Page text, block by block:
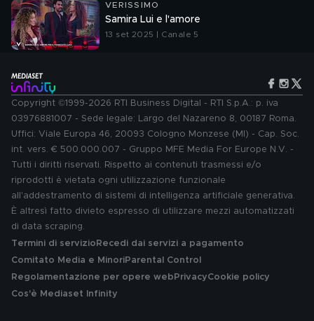
VERISSIMO
Samira Lui e l'amore
13 set 2025 | Canale 5
Copyright ©1999-2026 RTI Business Digital - RTI S.p.A.: p. iva
03976881007 - Sede legale: Largo del Nazareno 8, 00187 Roma.
Uffici: Viale Europa 46, 20093 Cologno Monzese (MI) - Cap. Soc.
int. vers. € 500.000.007 - Gruppo MFE Media For Europe N.V. -
Tutti i diritti riservati. Rispetto ai contenuti trasmessi e/o
riprodotti è vietata ogni utilizzazione funzionale
all'addestramento di sistemi di intelligenza artificiale generativa.
È altresì fatto divieto espresso di utilizzare mezzi automatizzati
di data scraping.
Termini di servizio Recedi dai servizi a pagamento
Comitato Media e MinoriParental Control
Regolamentazione per opere web PrivacyCookie policy
Cos'è Mediaset Infinity